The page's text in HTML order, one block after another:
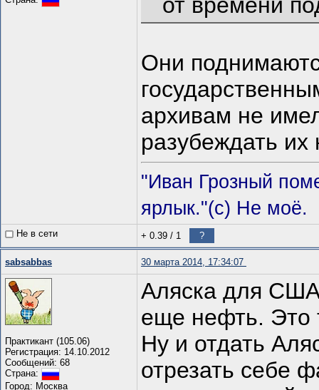
Они
архивам не
разубеждать их
"Иван Грозный
ярлык."(с) Не моё.
Не в сети + 0.39 / 1 ?
sabsabbas 30 марта 2014, 17:34:07
Практикант (105.06)
Регистрация: 14.10.2012
Сообщений: 68
Страна:
Город: Москва
Аляска для США
еще нефть. Это
Ну и отдать
отрезать себе